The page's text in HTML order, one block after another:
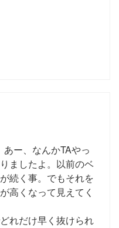
ー、なんかTAやっ
ましたよ。以前のベ
続く事。でもそれを
高くなって見えてく
れだけ早く抜けられ